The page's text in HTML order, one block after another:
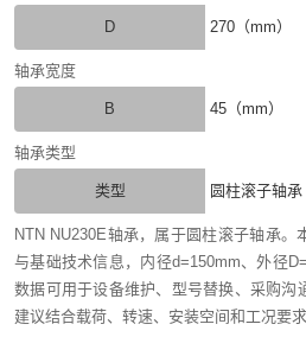
D 270（mm）
轴承宽度
B 45（mm）
轴承类型
类型 圆柱滚子轴承
NTN NU230E轴承，属于圆柱滚子轴承
与基础技术信息，内径d=150mm、外径
数据可用于设备维护、型号替换、采购沟
建议结合载荷、转速、安装空间和工况要求